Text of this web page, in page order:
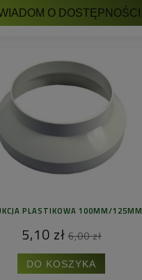
O DOSTĘPNOŚCI
PLASTIKOWA 100MM/125MM
5,10 zł 6,00 zł
DO KOSZYKA